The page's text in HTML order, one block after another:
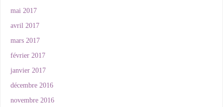
mai 2017
avril 2017
mars 2017
février 2017
janvier 2017
décembre 2016
novembre 2016